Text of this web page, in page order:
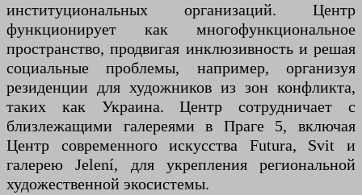
институциональных организаций. Центр
функционирует как многофункциональное
пространство, продвигая инклюзивность и решая
социальные проблемы, например, организуя
резиденции для художников из зон конфликта,
таких как Украина. Центр сотрудничает с
близлежащими галереями в Праге 5, включая
Центр современного искусства Futura, Svit и
галерею Jelení, для укрепления региональной
художественной экосистемы.